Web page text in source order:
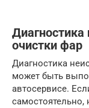
Диагностика
очистки фар
Диагностика
может быть
автосервисе.
самостоятельно,